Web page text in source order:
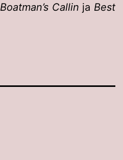
Boatman’s Callin ja Best